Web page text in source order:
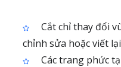
Cắt chỉ thay đổi
chỉnh sửa hoặc viết
Các trang phức